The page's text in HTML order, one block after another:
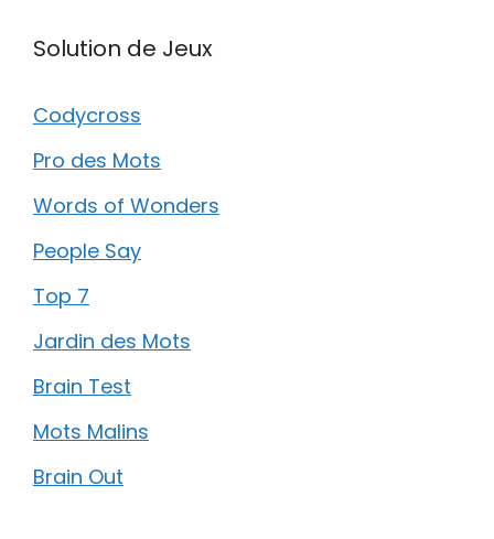
Solution de Jeux
Codycross
Pro des Mots
Words of Wonders
People Say
Top 7
Jardin des Mots
Brain Test
Mots Malins
Brain Out